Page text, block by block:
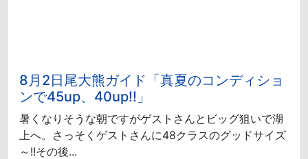
8月2日尾大熊ガイド「真夏のコンディショ
ンで45up、40up!!」
暑くなりそうな朝ですがゲストさんとビッグ狙いで湖
上へ。さっそくゲストさんに48クラスのグッドサイズ
～!!その後...